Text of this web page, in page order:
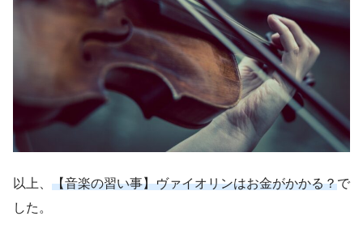
以上、 【音楽の習い事】ヴァイオリンはお金がかかる？で
した。